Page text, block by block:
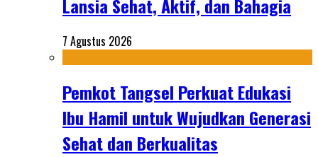
Lansia Sehat, Aktif, dan Bahagia
7 Agustus 2026
Pemkot Tangsel Perkuat Edukasi
Ibu Hamil untuk Wujudkan Generasi
Sehat dan Berkualitas